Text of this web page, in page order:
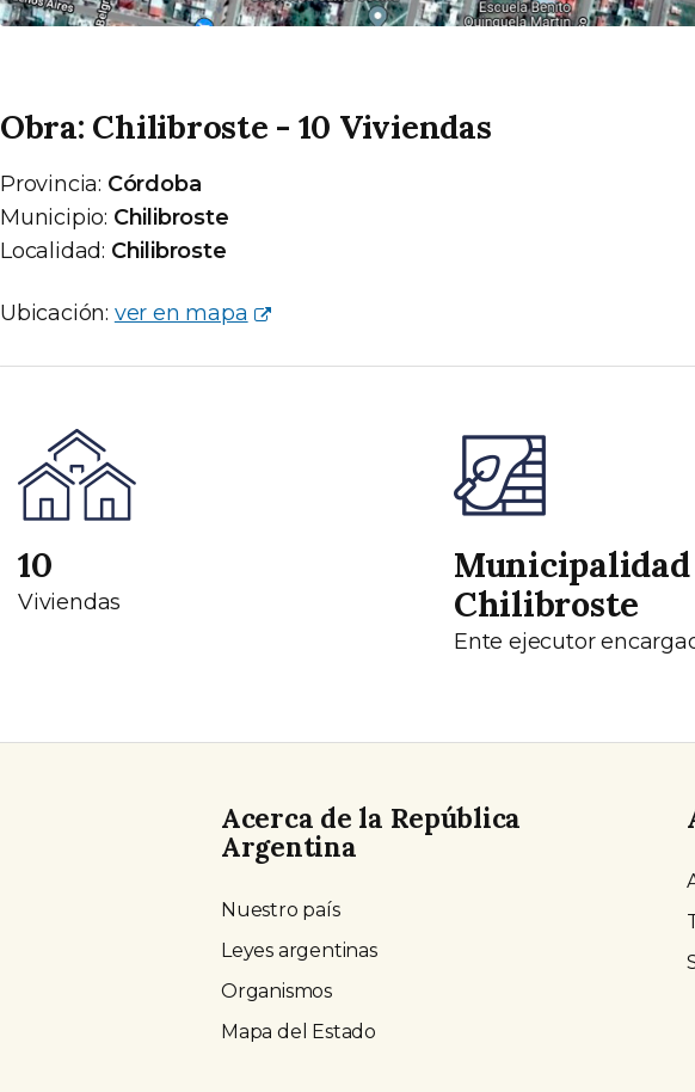
Obra: Chilibroste - 10 Viviendas
Provincia: Córdoba
Municipio: Chilibroste
Localidad: Chilibroste
Ubicación: ver en mapa
10
Viviendas
Municipalidad
Chilibroste
Ente ejecutor
Acerca de la República
Argentina
Nuestro país
Leyes argentinas
Organismos
Mapa del Estado